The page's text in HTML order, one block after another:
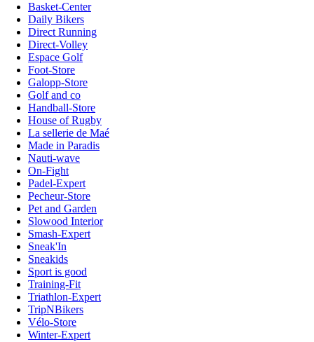
Basket-Center
Daily Bikers
Direct Running
Direct-Volley
Espace Golf
Foot-Store
Galopp-Store
Golf and co
Handball-Store
House of Rugby
La sellerie de Maé
Made in Paradis
Nauti-wave
On-Fight
Padel-Expert
Pecheur-Store
Pet and Garden
Slowood Interior
Smash-Expert
Sneak'In
Sneakids
Sport is good
Training-Fit
Triathlon-Expert
TripNBikers
Vélo-Store
Winter-Expert